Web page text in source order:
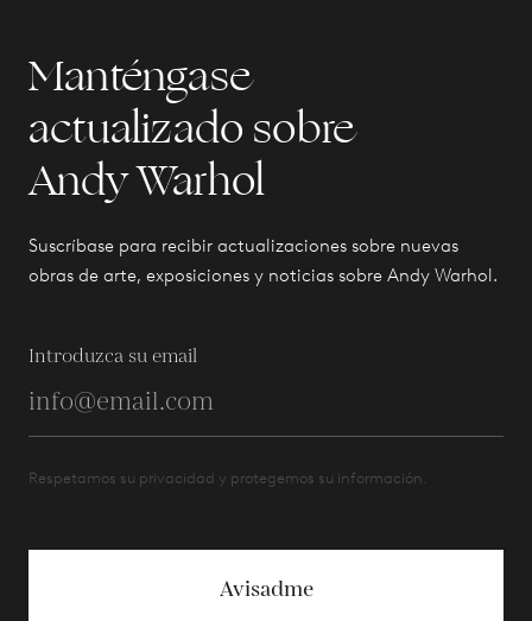
Manténgase
actualizado sobre
Andy Warhol
Suscríbase para recibir actualizaciones sobre nuevas
obras de arte, exposiciones y noticias sobre Andy Warhol.
Introduzca su email
Respetamos su privacidad y protegemos su información.
Avisadme